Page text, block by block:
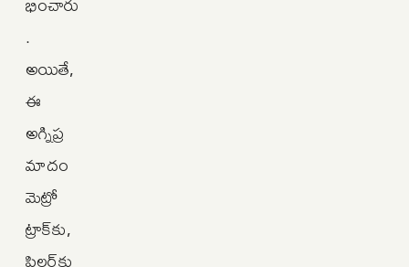
.
అయితే,
ఈ
అగ్నిప్ర
మాదం
మెట్రో
ట్రాక్‌కు,
పిల్లర్‌కు